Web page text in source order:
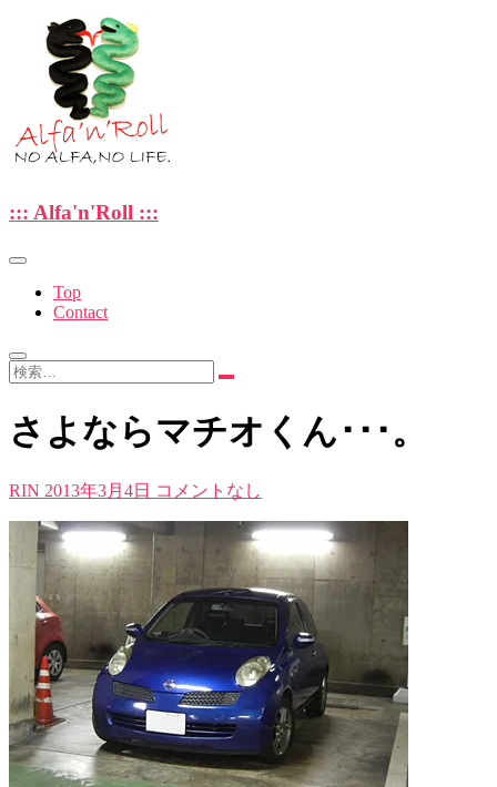
content
::: Alfa'n'Roll :::
::: Alfa'n'Roll :::
Top
Contact
検
さよならマチオくん･･･。
RIN 2013年3月4日 コメントなし